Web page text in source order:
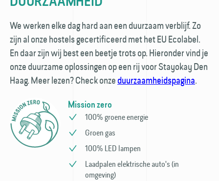
We werken elke dag hard aan een duurzaam verblijf. Zo
zijn al onze hostels gecertificeerd met het EU Ecolabel.
En daar zijn wij best een beetje trots op. Hieronder vind je
onze duurzame oplossingen op een rij voor Stayokay Den
Haag. Meer lezen? Check onzeduurzaamheidspagina.
Mission zero
100% groene energie
Groen gas
100% LED lampen
Laadpalen elektrische auto's (in
omgeving)